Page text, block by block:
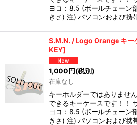
ヨコ：8.5 (ボールチェーン
きさ) 注) パソコンおよび携
S.M.N. / Logo Orange キー
KEY]
1,000円(税別)
在庫なし
キーホルダーではありませ
できるキーケースです！！
ヨコ：8.5 (ボールチェーン
きさ) 注) パソコンおよび携